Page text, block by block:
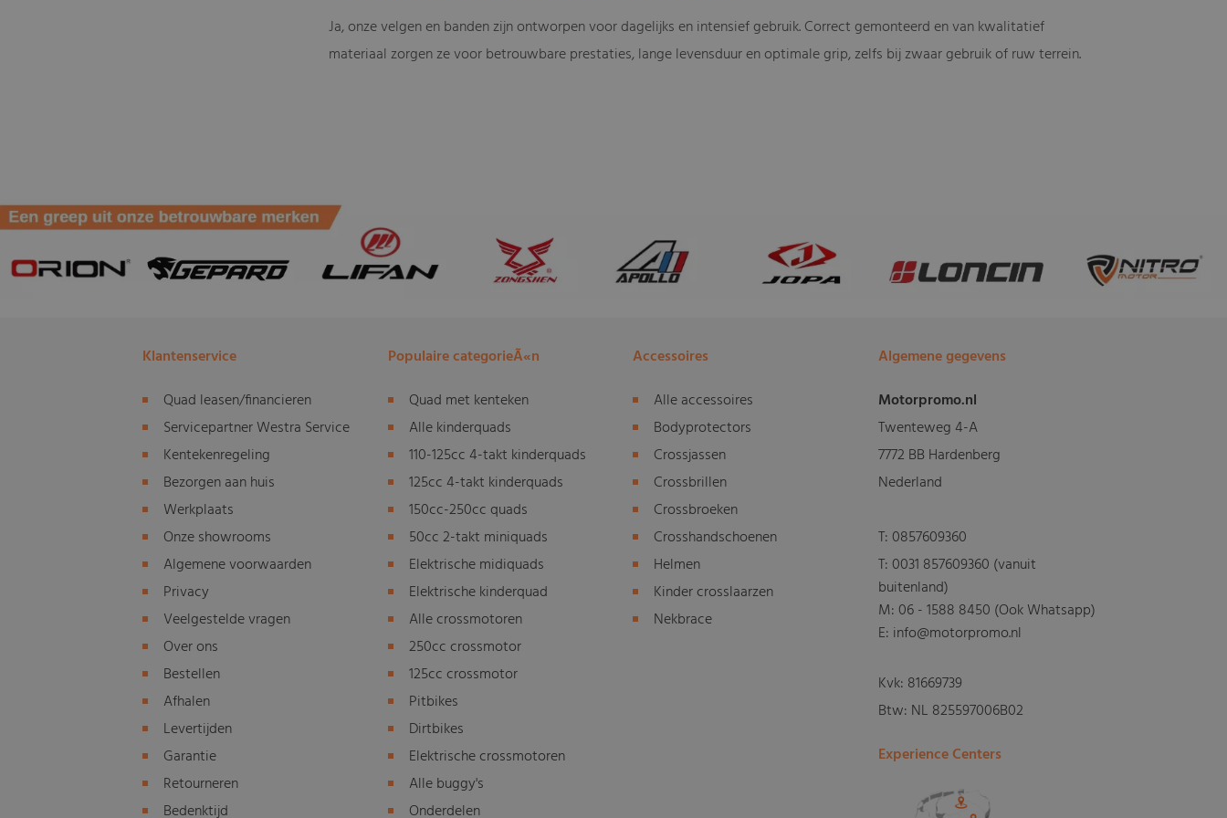
Ja, onze velgen en banden zijn ontworpen voor dagelijks en intensief gebruik. Correct gemonteerd en van kwalitatief
materiaal zorgen ze voor betrouwbare prestaties, lange levensduur en optimale grip, zelfs bij zwaar gebruik of ruw terrein.
Klantenservice
Quad leasen/financieren
Servicepartner Westra Service
Kentekenregeling
Bezorgen aan huis
Werkplaats
Onze showrooms
Algemene voorwaarden
Privacy
Veelgestelde vragen
Over ons
Bestellen
Afhalen
Levertijden
Garantie
Retourneren
Bedenktijd
Populaire categorieÃ«n
Quad met kenteken
Alle kinderquads
110-125cc 4-takt kinderquads
125cc 4-takt kinderquads
150cc-250cc quads
50cc 2-takt miniquads
Elektrische midiquads
Elektrische kinderquad
Alle crossmotoren
250cc crossmotor
125cc crossmotor
Pitbikes
Dirtbikes
Elektrische crossmotoren
Alle buggy's
Onderdelen
Accessoires
Alle accessoires
Bodyprotectors
Crossjassen
Crossbrillen
Crossbroeken
Crosshandschoenen
Helmen
Kinder crosslaarzen
Nekbrace
Algemene gegevens
Motorpromo.nl
Twenteweg 4-A
7772 BB Hardenberg
Nederland
T:0857609360
T:0031 857609360 (vanuit
buitenland)
M:06 - 1588 8450 (Ook Whatsapp)
E: info@motorpromo.nl
Kvk: 81669739
Btw: NL 825597006B02
Experience Centers